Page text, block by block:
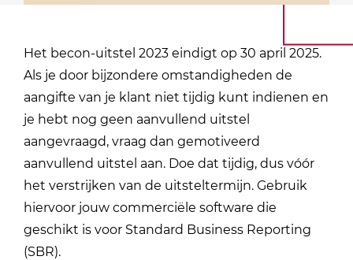
Het becon-uitstel 2023 eindigt op 30 april 2025.
Als je door bijzondere omstandigheden de
aangifte van je klant niet tijdig kunt indienen en
je hebt nog geen aanvullend uitstel
aangevraagd, vraag dan gemotiveerd
aanvullend uitstel aan. Doe dat tijdig, dus vóór
het verstrijken van de uitsteltermijn. Gebruik
hiervoor jouw commerciële software die
geschikt is voor Standard Business Reporting
(SBR).